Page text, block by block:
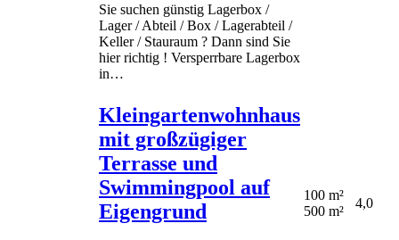
Sie suchen günstig Lagerbox /
Lager / Abteil / Box / Lagerabteil /
Keller / Stauraum ? Dann sind Sie
hier richtig ! Versperrbare Lagerbox
in…
Kleingartenwohnhaus
mit großzügiger
Terrasse und
Swimmingpool auf
Eigengrund
100 m²
500 m²
4,0